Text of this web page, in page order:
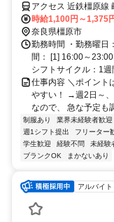
アクセス 近鉄橿原線
神宮前東口徒歩約11
時給1,100円～1,375
奈良県橿原市
勤務時間 ・勤務曜日
間： [1] 16:00～
シフトサイクル：1週
仕事内容 ＼ポイント
やすい！ →週2日～、
なので、 急な予定も
制服あり 業界未経験者歓迎
週1シフト提出
フリーター
学生歓迎
経験不問 未経験
ブランクOK
まかないあり
アルバイト